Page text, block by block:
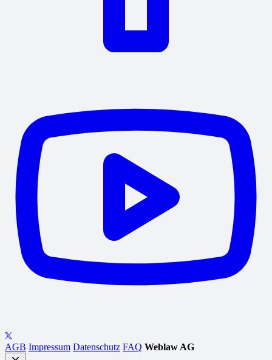
AGB Impressum Datenschutz FAQ Weblaw AG